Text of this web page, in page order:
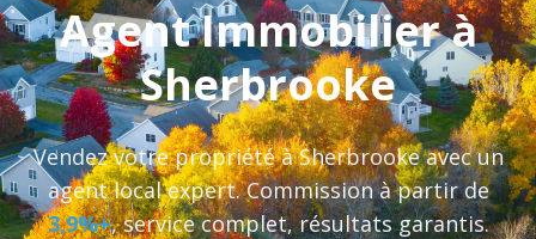
Agent Immobilier à
Sherbrooke
Vendez votre propriété à Sherbrooke avec un
agent local expert. Commission à partir de
3,9%+, service complet, résultats garantis.